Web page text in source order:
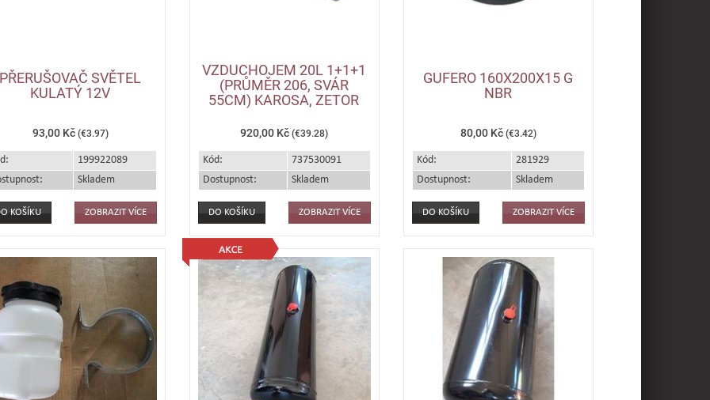
PŘERUŠOVAČ SVĚTEL
KULATÝ 12V
93,00 Kč (€3.97)
199922089
Skladem
ZOBRAZIT VÍCE
VZDUCHOJEM 20L 1+1+1
(PRŮMĚR 206, SVÁR
55CM) KAROSA, ZETOR
920,00 Kč(€39.28)
Kód:
737530091
Dostupnost:
Skladem
ZOBRAZIT VÍCE
GUFERO 160X200X15 G
NBR
80,00 Kč (€3.42)
Kód:
281929
Dostupnost:
Skladem
ZOBRAZIT VÍCE